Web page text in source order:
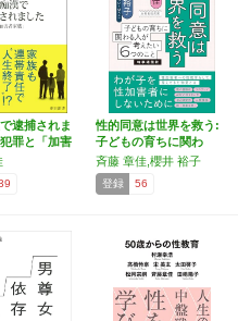
逮捕されま
罪と「加害
性的同意は世界を救う:
子どもの育ちに関わ
る…
斉藤 章佳,櫻井 裕子
登録 56